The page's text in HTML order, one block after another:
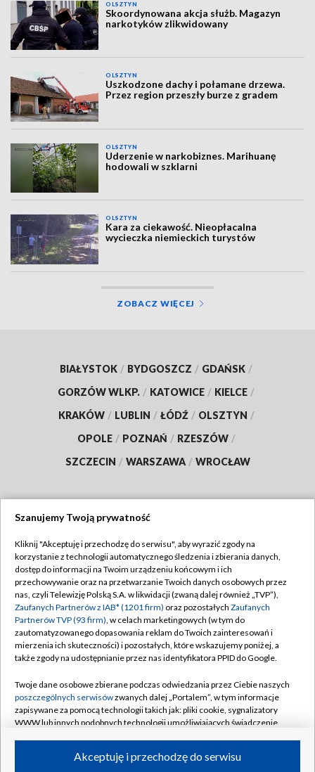
OLSZTYN
Skoordynowana akcja służb. Magazyn
narkotyków zlikwidowany
OLSZTYN
Uszkodzone dachy i połamane drzewa.
Przez region przeszły burze z gradem
OLSZTYN
Uderzenie w narkobiznes. Marihuanę
hodowali w szklarni
OLSZTYN
Kara za ciekawość. Nieopłacalna
wycieczka niemieckich turystów
ZOBACZ WIĘCEJ
BIAŁYSTOK / BYDGOSZCZ / GDAŃSK /
GORZÓW WLKP. / KATOWICE / KIELCE /
KRAKÓW / LUBLIN / ŁÓDŹ / OLSZTYN /
OPOLE / POZNAŃ / RZESZÓW /
SZCZECIN / WARSZAWA / WROCŁAW
TVP
Abonament TVP
Emisja w TVP
Centrum informacji TVP
Naziemna Telewizja Cyfrowa
Rada Programowa
System NOS
Informacje o nadawcy
Program dla prasy
Regulamin TVP
Polityka prywatności
Moje zgody
Pomoc
Kontakt
Kanały
Szanujemy Twoją prywatność
Kliknij "Akceptuję i przechodzę do serwisu", aby wyrazić zgody na
korzystanie z technologii automatycznego śledzenia i zbierania danych,
dostęp do informacji na Twoim urządzeniu końcowym i ich
przechowywanie oraz na przetwarzanie Twoich danych osobowych przez
nas, czyli Telewizję Polską S.A. w likwidacji (zwaną dalej również „TVP”),
Zaufanych Partnerów z IAB* (1201 firm) oraz pozostałych Zaufanych
Partnerów TVP (93 firm), w celach marketingowych (w tym do
zautomatyzowanego dopasowania reklam do Twoich zainteresowań i
mierzenia ich skuteczności) i pozostałych, które wskazujemy poniżej, a
także zgody na udostępnianie przez nas identyfikatora PPID do Google.
Twoje dane osobowe zbierane podczas odwiedzania przez Ciebie naszych
poszczególnych serwisówzwanych dalej „Portalem”, w tym informacje
zapisywane za pomocą technologii takich jak: pliki cookie, sygnalizatory
WWW lub innych podobnych technologii umożliwiających świadczenie
ruchu w Internecie.Akceptuję i przechodzę do serwisu